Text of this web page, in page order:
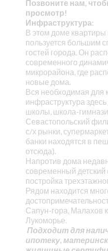
Позвоните нам,
просмотр!
Инфраструктура:
В этом доме
пользуется большим
гостей города. Он
современного
микрорайона, где
новые дома.
Вся необходимая для
инфраструктура
школы, школа-
Севастопольский
с/х рынки,
банки находятся в
отсюда).
Напротив дома
современный детский
постройка
Рядом находится
Сапун-гора, Малахов
Лукоморье.
Подходит для
ипотеку,